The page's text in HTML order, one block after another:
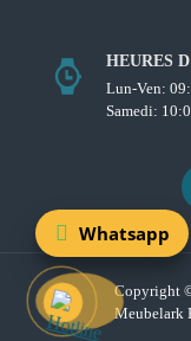
HEURES
Lun-Ven:
Samedi:
Copyright
Meubelark
Whatsapp